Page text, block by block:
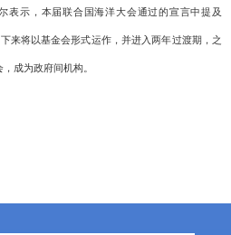
表示，本届联合国海洋大会通过的宣言中提及
来将以基金会形式运作，并进入两年过渡期，之
成为政府间机构。